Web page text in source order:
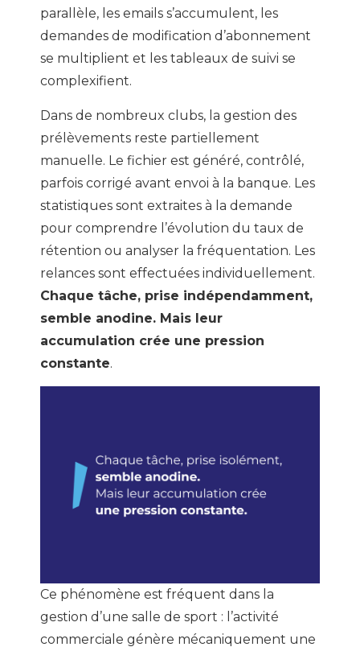
parallèle, les emails s’accumulent, les
demandes de modification d’abonnement
se multiplient et les tableaux de suivi se
complexifient.
Dans de nombreux clubs, la gestion des
prélèvements reste partiellement
manuelle. Le fichier est généré, contrôlé,
parfois corrigé avant envoi à la banque. Les
statistiques sont extraites à la demande
pour comprendre l’évolution du taux de
rétention ou analyser la fréquentation. Les
relances sont effectuées individuellement.
Chaque tâche, prise indépendamment,
semble anodine. Mais leur
accumulation crée une pression
constante.
Ce phénomène est fréquent dans la
gestion d’une salle de sport : l’activité
commerciale génère mécaniquement une